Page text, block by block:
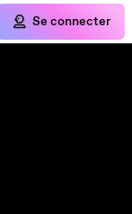
Se connecter